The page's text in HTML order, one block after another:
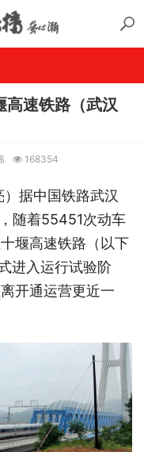
高速铁路（武汉
168354
据中国铁路武汉
随着55451次动车
堰高速铁路（以下
进入运行试验阶
开通运营更近一